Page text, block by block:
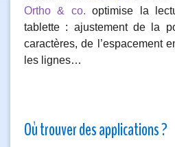
Ortho & co.optimise la
tablette : ajustement de la
caractères, de l’espacement
les lignes…
Où trouver des applications ?